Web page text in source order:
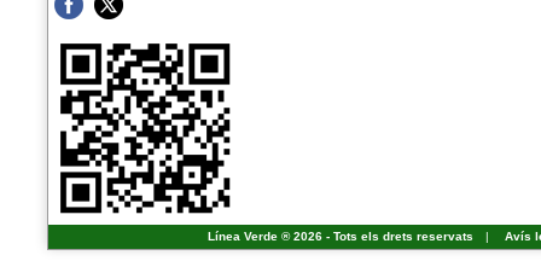
Línea Verde ® 2026 - Tots els drets reservats | Avís